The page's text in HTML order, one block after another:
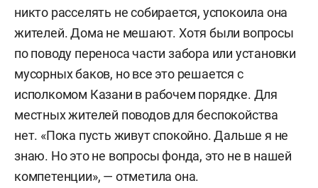
никто расселять не собирается, успокоила она
жителей. Дома не мешают. Хотя были вопросы
по поводу переноса части забора или установки
мусорных баков, но все это решается с
исполкомом Казани в рабочем порядке. Для
местных жителей поводов для беспокойства
нет. «Пока пусть живут спокойно. Дальше я не
знаю. Но это не вопросы фонда, это не в нашей
компетенции», — отметила она.